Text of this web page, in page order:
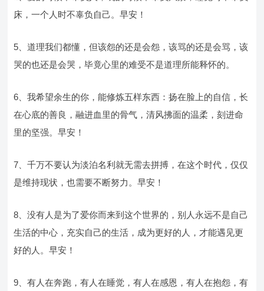
床，一个人时不辜负自己。早安！
5、道理我们都懂，但该怨的还是会怨，该骂的还是会骂，该
哭的也还是会哭，毕竟心里的难受不是道理所能释怀的。
6、我希望余生的你，能修炼五样东西：扬在脸上的自信，长
在心底的善良，融进血里的骨气，清风拂面的温柔，刻进命
里的坚强。早安！
7、千万不要认为淡泊名利就无需去拼搏，在这个时代，仅仅
是维持现状，也需要不断努力。早安！
8、没有人是为了爱你而来到这个世界的，别人永远不是自己
生活的中心，充实自己的生活，成为更好的人，才能遇见更
好的人。早安！
9、有人在奔跑，有人在睡觉，有人在感恩，有人在抱怨，有